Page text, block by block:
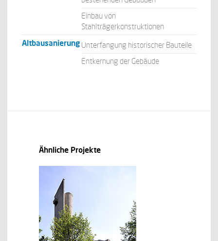
Einbau von
Stahlträgerkonstruktionen
Altbausanierung Unterfangung historischer Bauteile
Entkernung der Gebäude
Ähnliche Projekte